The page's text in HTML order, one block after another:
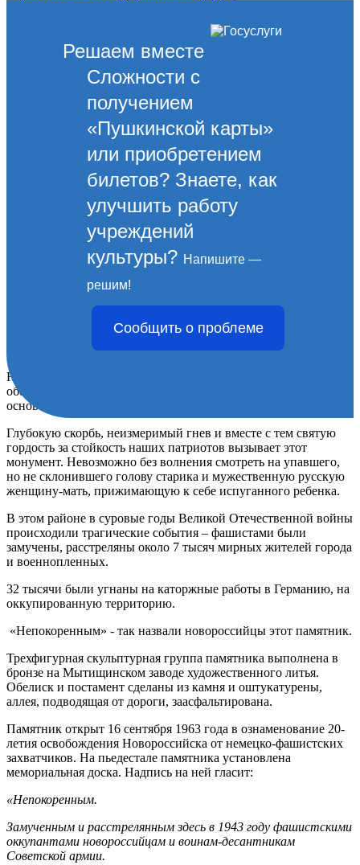
Решаем вместе
Сложности с
получением
«Пушкинской карты»
или приобретением
билетов? Знаете, как
улучшить работу
учреждений
культуры? Напишите —
решим!
Сообщить о проблеме
Памятник «Непокоренным»
При въезде в Новороссийск со стороны Краснодара, напротив
поселка Гайдук, раскрывается панорама невысоких гор,
покрытых густым лесом.
На фоне зелени в ста метрах от дороги высится светлый
обелиск высотой двадцать метров, со скульптурной группой у
основания.
Глубокую скорбь, неизмеримый гнев и вместе с тем святую
гордость за стойкость наших патриотов вызывает этот
монумент. Невозможно без волнения смотреть на упавшего,
но не склонившего голову старика и мужественную русскую
женщину-мать, прижимающую к себе испуганного ребенка.
В этом районе в суровые годы Великой Отечественной войны
происходили трагические события – фашистами были
замучены, расстреляны около 7 тысяч мирных жителей города
и военнопленных.
32 тысячи были угнаны на каторжные работы в Германию, на
оккупированную территорию.
«Непокоренным» - так назвали новороссийцы этот памятник.
Трехфигурная скульптурная группа памятника выполнена в
бронзе на Мытищинском заводе художественного литья.
Обелиск и постамент сделаны из камня и оштукатурены,
аллея, подводящая от дороги, заасфальтирована.
Памятник открыт 16 сентября 1963 года в ознаменование 20-
летия освобождения Новороссийска от немецко-фашистских
захватчиков. На пьедестале памятника установлена
мемориальная доска. Надпись на ней гласит:
«Непокоренным.
Замученным и расстрелянным здесь в 1943 году фашистскими
оккупантами новороссийцам и воинам-десантникам
Советской армии.